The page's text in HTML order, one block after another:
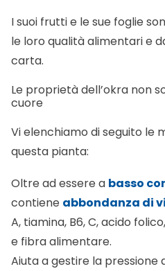
I suoi frutti e le sue foglie
le loro qualità alimentari e
carta.
Le proprietà dell’okra non
cuore
Vi elenchiamo di seguito le
questa pianta:
Oltre ad essere a basso
contiene abbondanza di
A, tiamina, B6, C, acido
e fibra alimentare.
Aiuta a gestire la pressione